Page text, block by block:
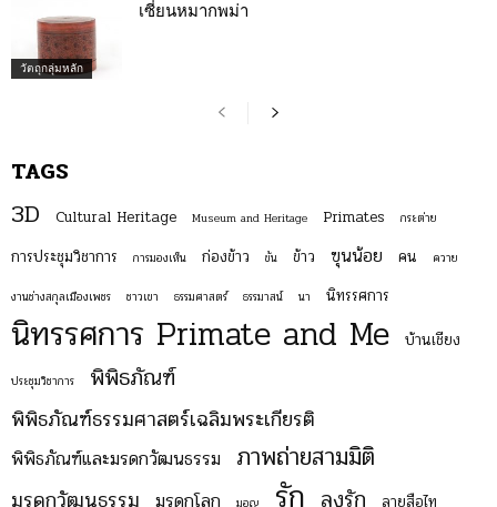
วัตถุกลุ่มหลัก
เซี่ยนหมากพม่า
TAGS
3D Cultural Heritage Museum and Heritage Primates กระต่าย
การประชุมวิชาการ การมองเห็น ก่องข้าว ขัน ข้าว ฃุนน้อย คน ควาย
งานช่างสกุลเมืองเพชร ชาวเขา ธรรมศาสตร์ ธรรมาสน์ นา นิทรรศการ
นิทรรศการ Primate and Me บ้านเชียง
ประชุมวิชาการ พิพิธภัณฑ์
พิพิธภัณฑ์ธรรมศาสตร์เฉลิมพระเกียรติ
พิพิธภัณฑ์และมรดกวัฒนธรรม ภาพถ่ายสามมิติ
มรดกวัฒนธรรม มรดกโลก มอญ รัก ลงรัก ลายสือไท